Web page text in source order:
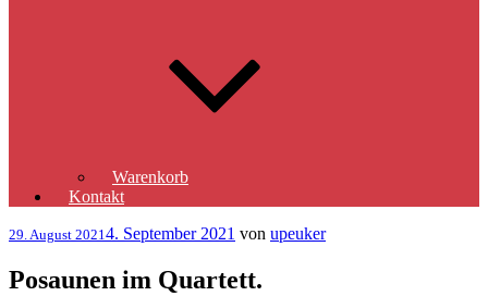
Warenkorb
Kontakt
Veröffentlicht
29. August 20214. September 2021 von upeuker
Posaunen im Quartett.